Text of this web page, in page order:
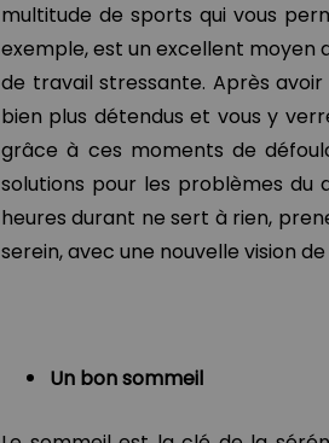
multitude de sports qui vous
exemple, est un excellent moyen
de travail stressante. Après
bien plus détendus et vous y
grâce à ces moments de
solutions pour les problèmes du
heures durant ne sert à rien,
serein, avec une nouvelle vision
Un bon sommeil